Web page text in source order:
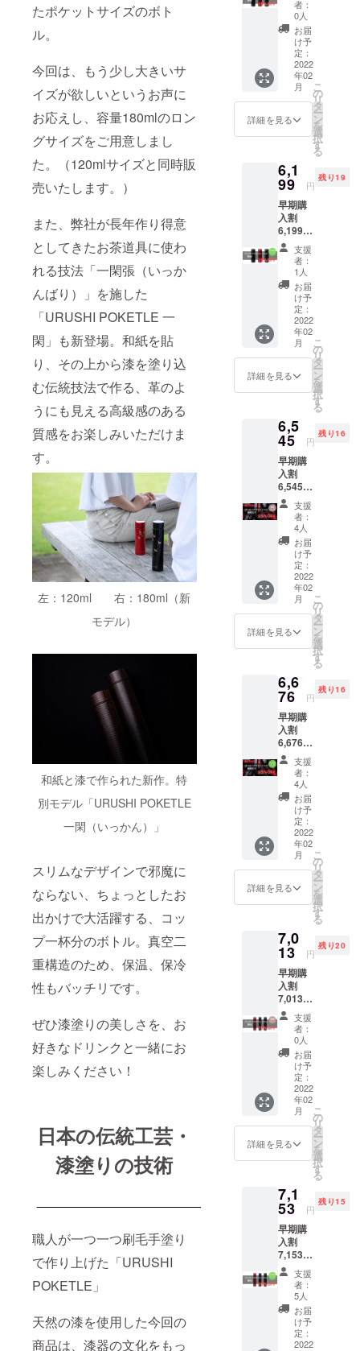
たポケットサイズのボト
ル。
今回は、もう少し大きいサ
イズが欲しいというお声に
お応えし、容量180mlのロン
グサイズをご用意しまし
た。（120mlサイズと同時販
売いたします。）
また、弊社が長年作り得意
としてきたお茶道具に使わ
れる技法「一閑張（いっか
んばり）」を施した
「URUSHI POKETLE 一
閑」も新登場。和紙を貼
り、その上から漆を塗り込
む伝統技法で作る、革のよ
うにも見える高級感のある
質感をお楽しみいただけま
す。
左：120ml 右：180ml（新
モデル）
和紙と漆で作られた新作。特
別モデル「URUSHI POKETLE
一閑（いっかん）」
スリムなデザインで邪魔に
ならない、ちょっとしたお
出かけで大活躍する、コッ
プ一杯分のボトル。真空二
重構造のため、保温、保冷
性もバッチリです。
ぜひ漆塗りの美しさを、お
好きなドリンクと一緒にお
楽しみください！
日本の伝統工芸・
漆塗りの技術
職人が一つ一つ刷毛手塗り
で作り上げた「URUSHI
POKETLE」
天然の漆を使用した今回の
商品は、漆器の文化をもっ
組んでいま
これをきっ
かけに、
好きになっ
る方が増え
れば幸いで
どうぞ、よ
ろしくお願
いいたしま
す。
15%OF
F 一般
販売価
格
7,150円
（税
込） リ
ター
ン：
URUSH
LE120
（無
地）×1
個 *以下
の色、
絵柄を
お選び
くださ
い *色：
漆黒、
朱色、
溜色 *ア
ンケー
ト回答
「POK
ETLE専
供（リ
ターン
緒に送
付） *1
月下
旬〜2月
上旬頃
発送予
定 *価格
には送
料が含
まれて
います
者：
0人
お届
け予
定：
2022
年02
月
詳細を見る
こ
の
リ
タ
ー
ン
を
選
択
す
る
6,1
99 円
残り19
早期購
入割
6,199円
（税
込） -
15%OF
F 一般
販売価
格
7,150円
（税
込）
【選ぶ
だけで
地球環
る、エ
シカル
コー
ス】 *通
常コー
ス
+2%（1
22円）
の代金
でお選
びいた
だける
コース
です *生
産から
配送に
至るま
算出
し、
ン・オ
フセッ
ト。
CO2排
出量を
実質ゼ
ロにし
ます *よ
りエコ
な配送
業者の
選択や
修理
サービ
シカル
なもの
づくり
に向け
た取り
組みに
差額2%
分を使
用いた
します
URUSH
POKET
LE120
（無
個 *以下
の色、
くださ
い *色：
漆黒、
朱色、
溜色 *ア
ンケー
ト回答
「POK
ETLE専
用カ
バー」
支援
者：
1人
お届
け予
定：
2022
年02
月
詳細を見る
こ
の
リ
タ
ー
ン
を
選
択
す
る
6,5
45 円
残り16
早期購
入割
6,545円
（税
込） -
15%OF
F 一般
販売価
格
7,700円
（税
込） リ
ター
ン：
URUSH
LE120
（絵柄
入り）
×1個 *
以下の
色、絵
柄をお
選びく
ださい *
色：漆
黒、朱
色、溜
柄： -
雪月花
- 日月
- 飛鶴
- 蜘蛛
ンケー
ト回答
「POK
ETLE専
用カ
バー」
をご提
供（リ
ターン
品と一
緒に送
付） *1
月下
旬〜2月
上旬頃
発送予
定 *価格
まれて
います
支援
者：
4人
お届
け予
定：
2022
年02
月
詳細を見る
こ
の
リ
タ
ー
ン
を
選
択
す
る
6,6
76 円
残り16
早期購
入割
6,676円
（税
込） -
15%OF
F 一般
販売価
格
7,700円
（税
込）
【選ぶ
だけで
地球環
る、エ
シカル
コー
ス】 *通
常コー
ス
+2%（1
31円）
の代金
でお選
びいた
だける
コース
です *生
産から
配送に
至るま
算出
し、
ン・オ
フセッ
ト。
CO2排
出量を
実質ゼ
ロにし
ます *よ
りエコ
支援
者：
4人
お届
け予
定：
2022
年02
月
詳細を見る
こ
の
リ
タ
ー
ン
を
選
択
す
る
7,0
13 円
残り20
早期購
入割
7,013円
（税
込） -
15%OF
F 通常
価格
8,250円
（税
込） リ
ター
ン：
URUSH
I
（無
地）×1
個 *以下
の色、
絵柄を
お選び
くださ
い。 *
色：漆
黒、朱
色、溜
ケート
支援
者：
0人
お届
け予
定：
2022
年02
月
詳細を見る
こ
の
リ
タ
ー
ン
を
選
択
す
る
7,1
53 円
残り15
早期購
入割
7,153円
（税
込） -
15%OF
F 一般
販売価
8,250円
支援
者：
5人
お届
け予
定：
2022